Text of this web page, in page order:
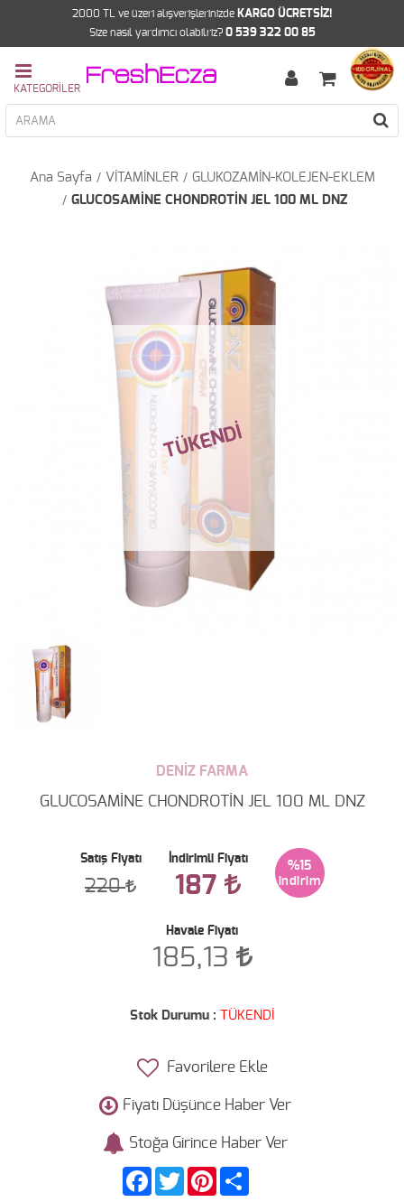
2000 TL ve üzeri alışverişlerinizde KARGO ÜCRETSİZ!
Size nasıl yardımcı olabilriz? 0 539 322 00 85
Ana Sayfa VİTAMİNLER
GLUKOZAMİN-KOLEJEN-EKLEM
GLUCOSAMİNE CHONDROTİN JEL 100 ML DNZ
DENİZ FARMA
GLUCOSAMİNE CHONDROTİN JEL 100 ML DNZ
Satış Fiyatı
220
İndirimli Fiyatı
187
%15
Havale Fiyatı
185,13
Stok Durumu : TÜKENDİ
Favorilere Ekle
Fiyatı Düşünce Haber Ver
Stoğa Girince Haber Ver
FacebookTwitter Pinterest